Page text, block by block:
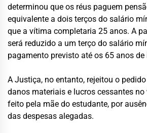
determinou que os réus paguem
equivalente a dois terços do salário
que a vítima completaria 25 anos. A
será reduzido a um terço do salário
pagamento previsto até os 65 anos de
A Justiça, no entanto, rejeitou o
danos materiais e lucros cessantes no
feito pela mãe do estudante, por
das despesas alegadas.